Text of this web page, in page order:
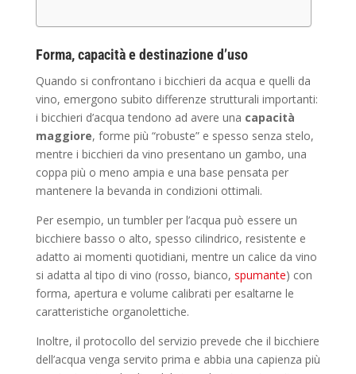
Forma, capacità e destinazione d’uso
Quando si confrontano i bicchieri da acqua e quelli da
vino, emergono subito differenze strutturali importanti:
i bicchieri d’acqua tendono ad avere una capacità
maggiore, forme più “robuste” e spesso senza stelo,
mentre i bicchieri da vino presentano un gambo, una
coppa più o meno ampia e una base pensata per
mantenere la bevanda in condizioni ottimali.
Per esempio, un tumbler per l’acqua può essere un
bicchiere basso o alto, spesso cilindrico, resistente e
adatto ai momenti quotidiani, mentre un calice da vino
si adatta al tipo di vino (rosso, bianco, spumante) con
forma, apertura e volume calibrati per esaltarne le
caratteristiche organolettiche.
Inoltre, il protocollo del servizio prevede che il bicchiere
dell’acqua venga servito prima e abbia una capienza più